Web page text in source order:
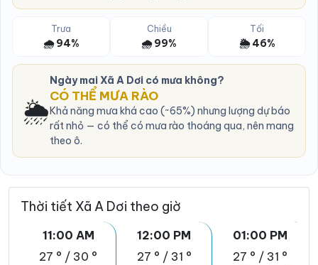
Trưa
🌧️ 94%
Chiều
🌧️ 99%
Tối
🌦️ 46%
🌦️
Ngày mai Xã A Dơi có mưa không?
CÓ THỂ MƯA RÀO
Khả năng mưa khá cao (~65%) nhưng lượng dự báo
rất nhỏ — có thể có mưa rào thoáng qua, nên mang
theo ô.
Thời tiết Xã A Dơi theo giờ
11:00 AM
27 ° / 30 °
12:00 PM
27 ° / 31 °
01:00 PM
27 ° / 31 °